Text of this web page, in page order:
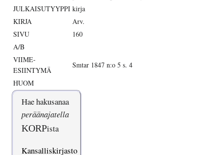
JULKAISUTYYPPI kirja
KIRJA
Arv.
SIVU
160
A/B
VIIME-
ESIINTYMÄ
Smtar 1847 n:o 5 s. 4
HUOM
Hae hakusanaa
peräänajatella
KORPista
Kansalliskirjasto